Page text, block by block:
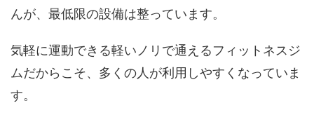
んが、最低限の設備は整っています。
気軽に運動できる軽いノリで通えるフィットネスジ
ムだからこそ、多くの人が利用しやすくなっていま
す。